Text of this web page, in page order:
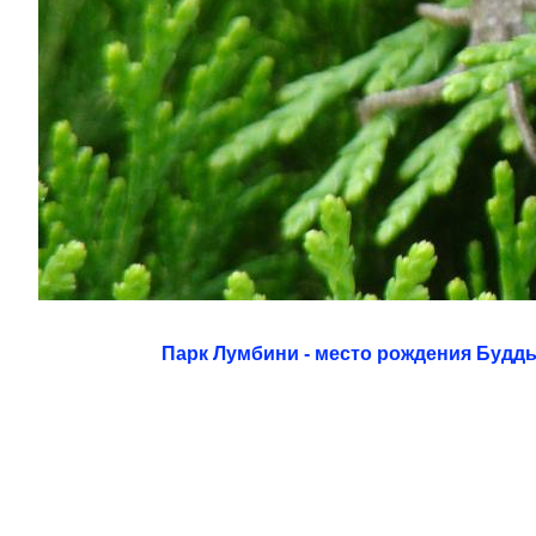
Парк Лумбини - место рождения